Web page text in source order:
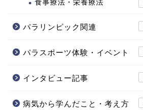
食事療法・栄養療法
パラリンピック関連
パラスポーツ体験・イベント
インタビュー記事
病気から学んだこと・考え方